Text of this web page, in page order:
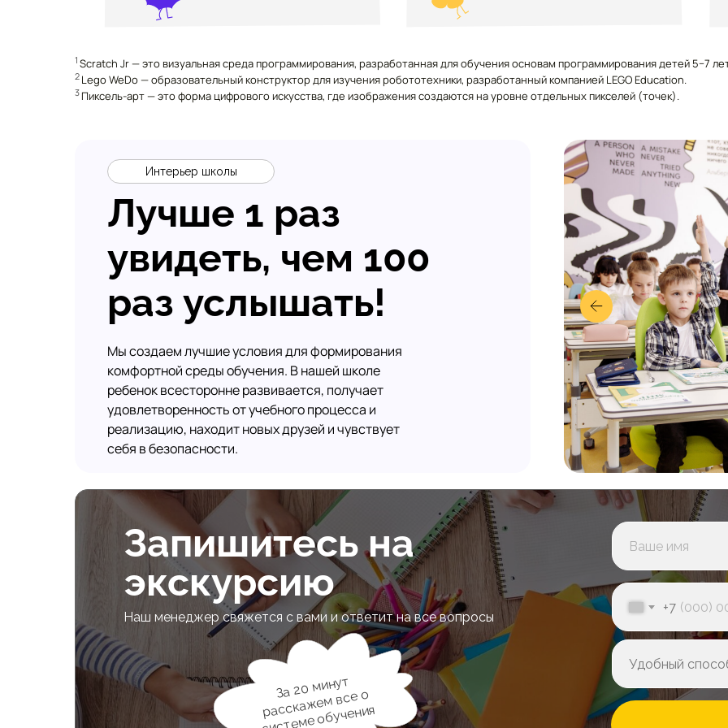
1 Scratch Jr — это визуальная среда программирования, разработанная для обучения основам программирования детей 5−7
2 Lego WeDo — образовательный конструктор для изучения робототехники, разработанный компанией LEGO Education.
3 Пиксель-арт — это форма цифрового искусства, где изображения создаются на уровне отдельных пикселей (точек).
Лучше 1 раз
увидеть, чем 100
раз услышать!
Интерьер школы
Мы создаем лучшие условия для формирования
комфортной среды обучения. В нашей школе
ребенок всесторонне развивается, получает
удовлетворенность от учебного процесса и
реализацию, находит новых друзей и чувствует
себя в безопасности.
Запишитесь на
экскурсию
Наш менеджер свяжется с вами и ответит на все вопросы
За 20 минут
расска
жем все о
системе обучения
+7